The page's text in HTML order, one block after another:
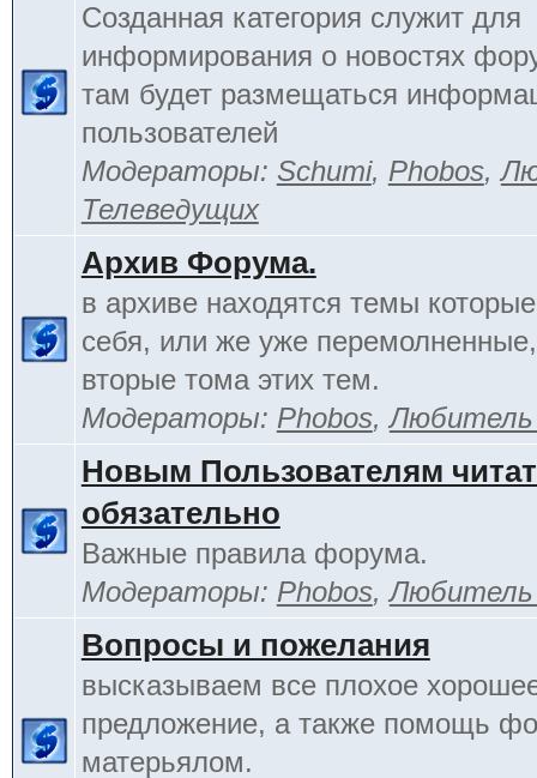
Созданная категория служит для
информирования о новостях
там будет размещаться
пользователей
Модераторы: Schumi, Phobos,
Телеведущих
Архив Форума.
в архиве находятся темы
себя, или же уже
вторые тома этих тем.
Модераторы: Phobos,Любитель
Новым Пользователям
обязательно
Важные правила форума.
Модераторы: Phobos,Любитель
Вопросы и пожелания
высказываем все плохое
предложение, а также помощь
матерьялом.